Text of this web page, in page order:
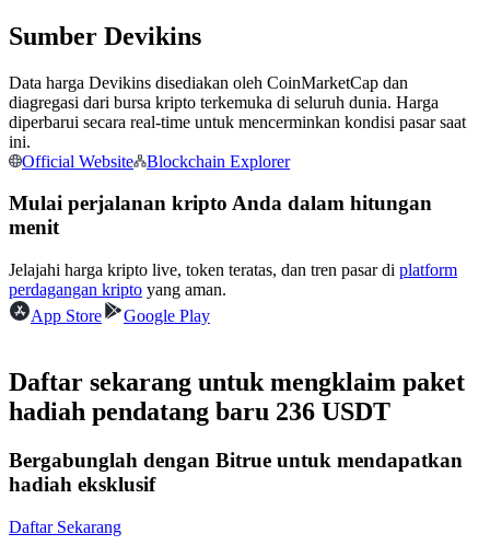
Copy Trading
Bergabunglah dengan pedagang top
Menjadi Pedagang Salinan
Nikmati pembagian keuntungan dan komisi copy trading
Sumber Devikins
Data harga Devikins disediakan oleh CoinMarketCap dan
diagregasi dari bursa kripto terkemuka di seluruh dunia. Harga
diperbarui secara real-time untuk mencerminkan kondisi pasar saat
ini.
Official Website
Blockchain Explorer
Mulai perjalanan kripto Anda dalam hitungan
menit
Jelajahi harga kripto live, token teratas, dan tren pasar di platform
perdagangan kripto yang aman.
App Store
Google Play
Daftar sekarang untuk mengklaim paket
hadiah pendatang baru 236 USDT
Bergabunglah dengan Bitrue untuk mendapatkan
hadiah eksklusif
Daftar Sekarang